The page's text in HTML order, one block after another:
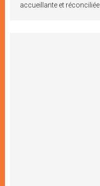
accueillante et réconciliée